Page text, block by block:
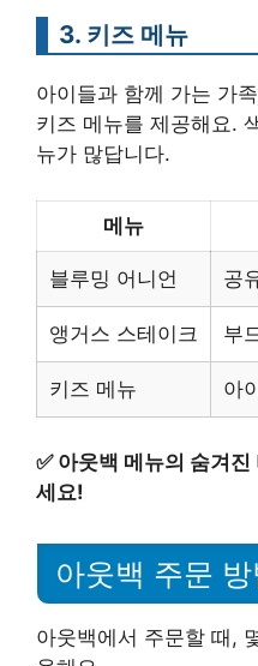
3. 키즈 메뉴
아이들과 함께 가는 가
키즈 메뉴를 제공해요.
뉴가 많답니다.
메뉴
블루밍 어니언 공
앵거스 스테이크 부
키즈 메뉴 아
✅ 아웃백 메뉴의 숨겨
세요!
아웃백 주문
아웃백에서 주문할 때,